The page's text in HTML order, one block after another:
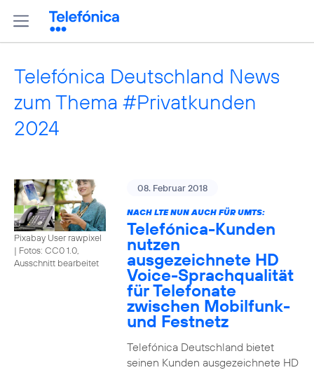
Telefónica Deutschland News
zum Thema #Privatkunden
2024
Pixabay User rawpixel
| Fotos: CC0 1.0,
Ausschnitt bearbeitet
08. Februar 2018
NACH LTE NUN AUCH FÜR UMTS:
Telefónica-Kunden
nutzen
ausgezeichnete HD
Voice-Sprachqualität
für Telefonate
zwischen Mobilfunk-
und Festnetz
Telefónica Deutschland bietet
seinen Kunden ausgezeichnete HD